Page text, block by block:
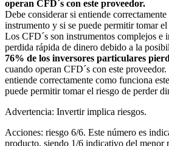
operan CFD´s con este proveedor.
Debe considerar si entiende
instrumento y si se puede permitir tomar
Los CFD´s son instrumentos complejos e
perdida rápida de dinero debido a la
76% de los inversores particulares
cuando operan CFD´s con este
entiende correctamente como funciona
puede permitir tomar el riesgo de perder
Advertencia: Invertir implica riesgos.
Acciones: riesgo 6/6. Este número es
producto, siendo 1/6 indicativo del menor